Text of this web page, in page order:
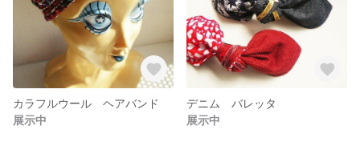
カラフルウール ヘアバンド
展示中
デニム バレッタ
展示中